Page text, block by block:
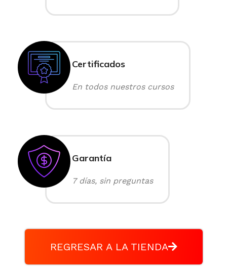
Certificados
En todos nuestros cursos
Garantía
7 días, sin preguntas
REGRESAR A LA TIENDA